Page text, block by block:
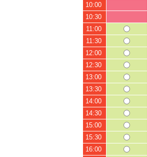
10:00
10:30
11:00
11:30
12:00
12:30
13:00
13:30
14:00
14:30
15:00
15:30
16:00